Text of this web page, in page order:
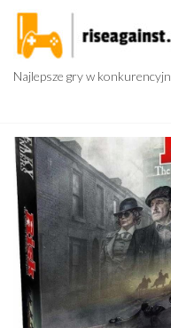
Przejdź
treści
Najlepsze gry w